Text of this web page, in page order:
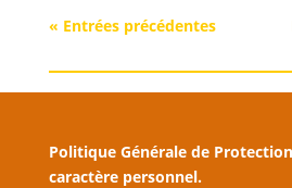
« Entrées précédentes
Politique Générale de
caractère personnel.